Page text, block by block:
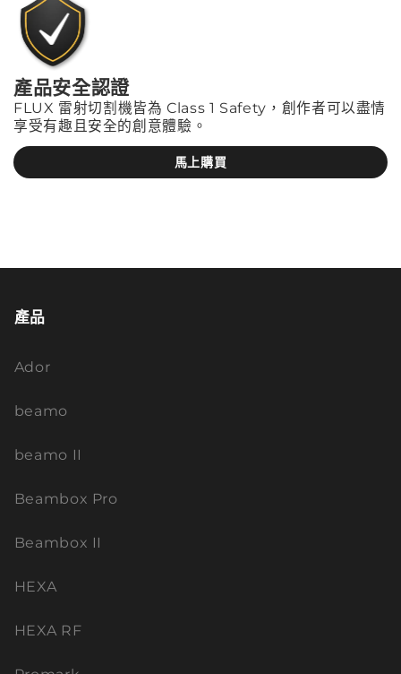
產品安全認證
FLUX 雷射切割機皆為 Class 1 Safety，創作者可以盡情
享受有趣且安全的創意體驗。
馬上購買
產品
Ador
beamo
beamo II
Beambox Pro
Beambox II
HEXA
HEXA RF